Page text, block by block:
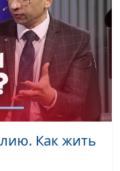
Малышев,
#518
Как жить